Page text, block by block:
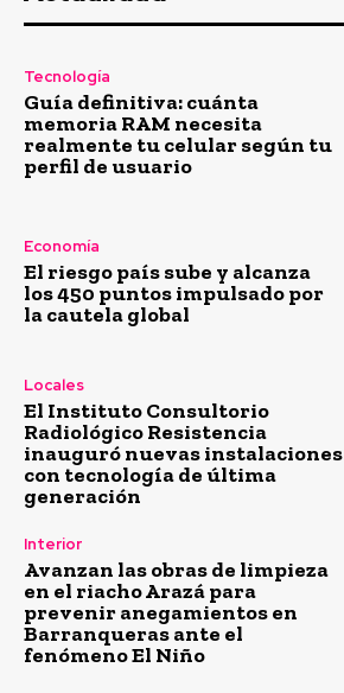
Tecnología
Guía definitiva: cuánta
memoria RAM necesita
realmente tu celular según tu
perfil de usuario
Economía
El riesgo país sube y alcanza
los 450 puntos impulsado por
la cautela global
Locales
El Instituto Consultorio
Radiológico Resistencia
inauguró nuevas instalaciones
con tecnología de última
generación
Interior
Avanzan las obras de limpieza
en el riacho Arazá para
prevenir anegamientos en
Barranqueras ante el
fenómeno El Niño